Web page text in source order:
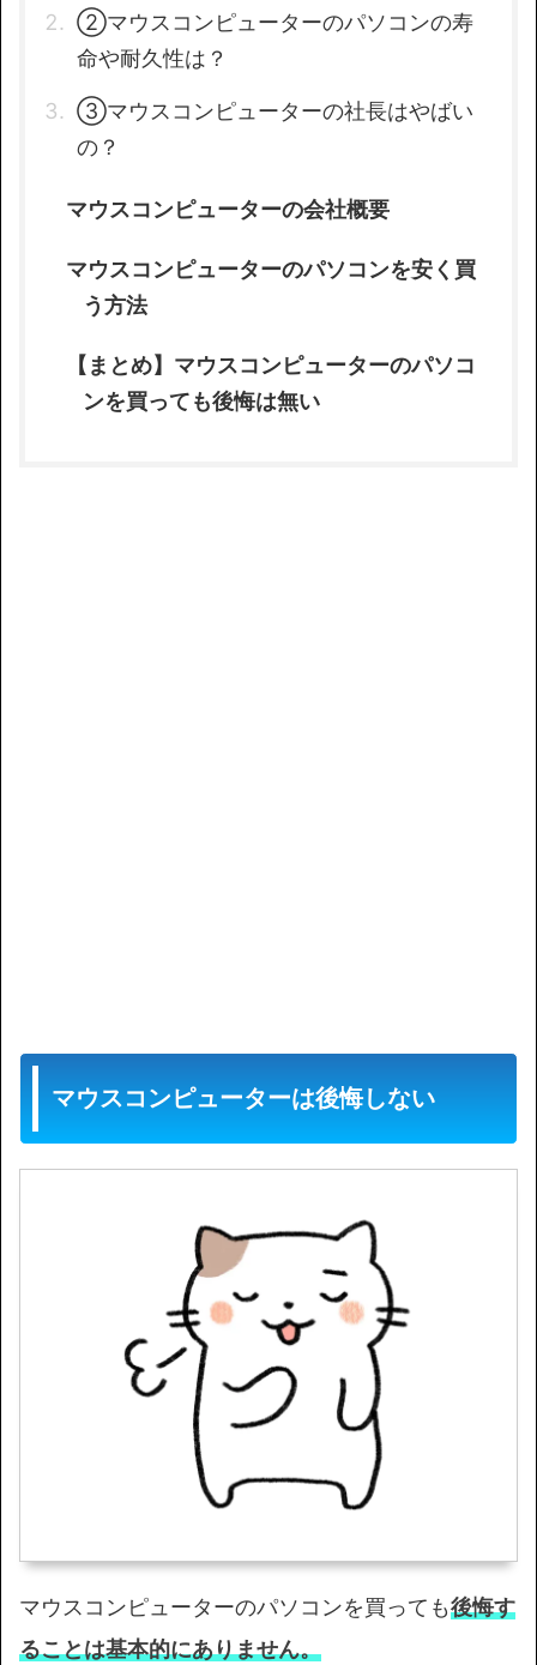
②マウスコンピューターのパソコンの寿
命や耐久性は？
③マウスコンピューターの社長はやばい
の？
マウスコンピューターの会社概要
マウスコンピューターのパソコンを安く買
う方法
【まとめ】マウスコンピューターのパソコ
ンを買っても後悔は無い
マウスコンピューターは後悔しない
マウスコンピューターのパソコンを買っても後悔す
ることは基本的にありません。